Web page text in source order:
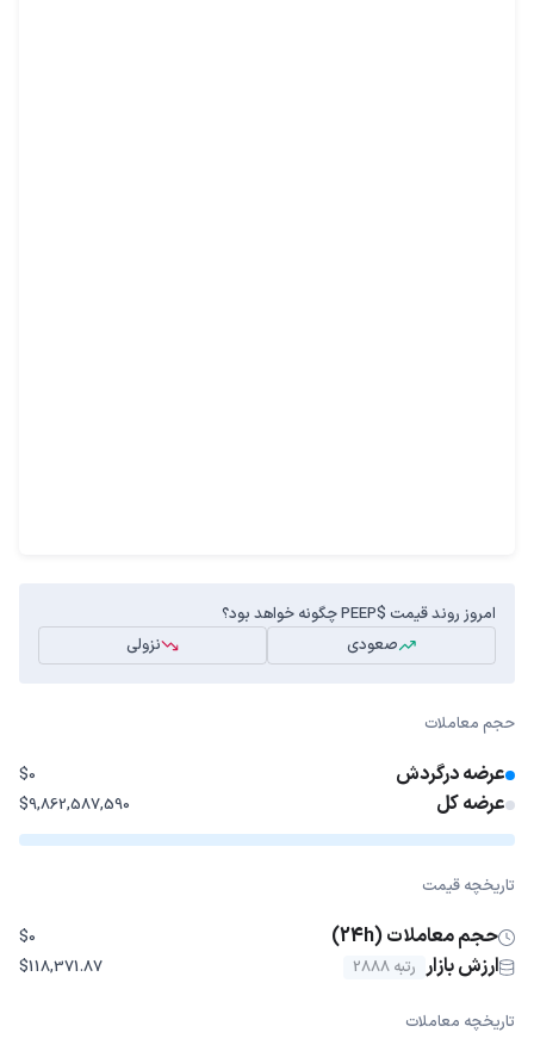
امروز روند قیمت $PEEP چگونه خواهد بود؟
صعودی
نزولی
حجم معاملات
عرضه درگردش $0
عرضه کل $9,862,587,590
تاریخچه قیمت
حجم معاملات (24h) $0
ارزش بازار رتبه 2888 $118,371.87
تاریخچه معاملات